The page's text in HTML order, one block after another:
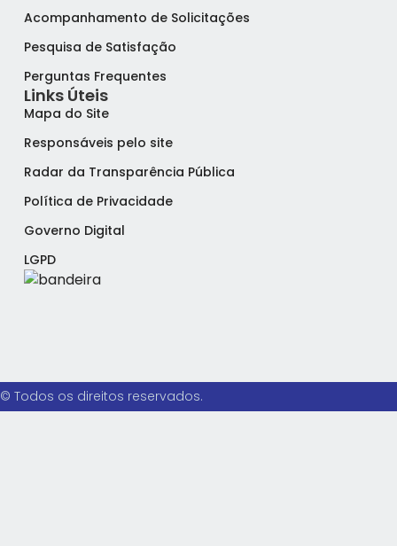
Acompanhamento de Solicitações
Pesquisa de Satisfação
Perguntas Frequentes
Links Úteis
Mapa do Site
Responsáveis pelo site
Radar da Transparência Pública
Política de Privacidade
Governo Digital
LGPD
© Todos os direitos reservados.